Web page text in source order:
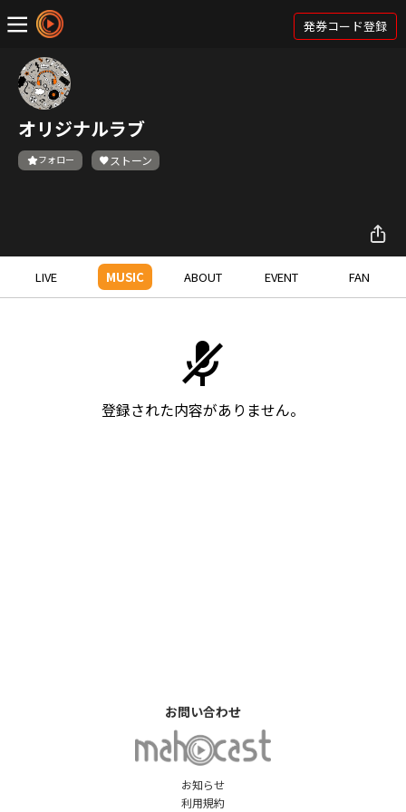
発券コード登録
オリジナルラブ
フォロー ストーン
LIVE MUSIC ABOUT EVENT FAN
登録された内容がありません。
お知らせ
利用規約
お問い合わせ